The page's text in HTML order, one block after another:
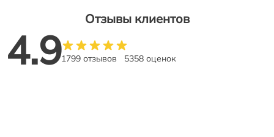
Отзывы клиентов
4.91799 отзывов 5358 оценок